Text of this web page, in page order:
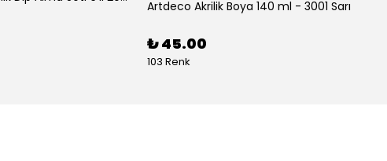
Artdeco Akrilik Boya 140 ml - 3001 Sarı
₺ 45.00
103 Renk